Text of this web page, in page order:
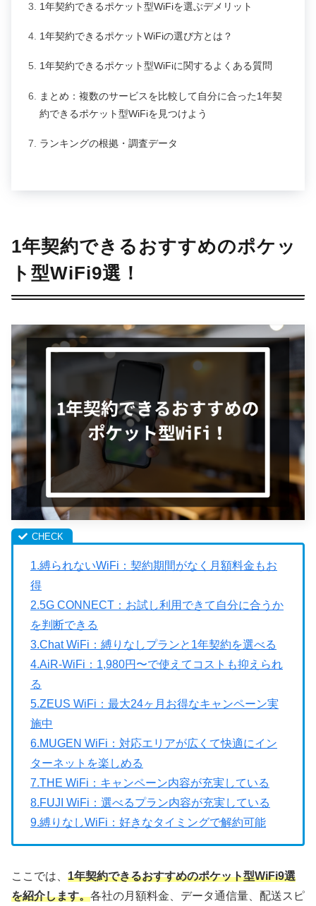
1年契約できるポケット型WiFiを選ぶデメリット
1年契約できるポケットWiFiの選び方とは？
1年契約できるポケット型WiFiに関するよくある質問
まとめ：複数のサービスを比較して自分に合った1年契
約できるポケット型WiFiを見つけよう
ランキングの根拠・調査データ
1年契約できるおすすめのポケッ
ト型WiFi9選！
1.縛られないWiFi：契約期間がなく月額料金もお
得
2.5G CONNECT：お試し利用できて自分に合うか
を判断できる
3.Chat WiFi：縛りなしプランと1年契約を選べる
4.AiR-WiFi：1,980円〜で使えてコストも抑えられ
る
5.ZEUS WiFi：最大24ヶ月お得なキャンペーン実
施中
6.MUGEN WiFi：対応エリアが広くて快適にイン
ターネットを楽しめる
7.THE WiFi：キャンペーン内容が充実している
8.FUJI WiFi：選べるプラン内容が充実している
9.縛りなしWiFi：好きなタイミングで解約可能
ここでは、 1年契約できるおすすめのポケット型WiFi9選
を紹介します。各社の月額料金、データ通信量、配送スピ